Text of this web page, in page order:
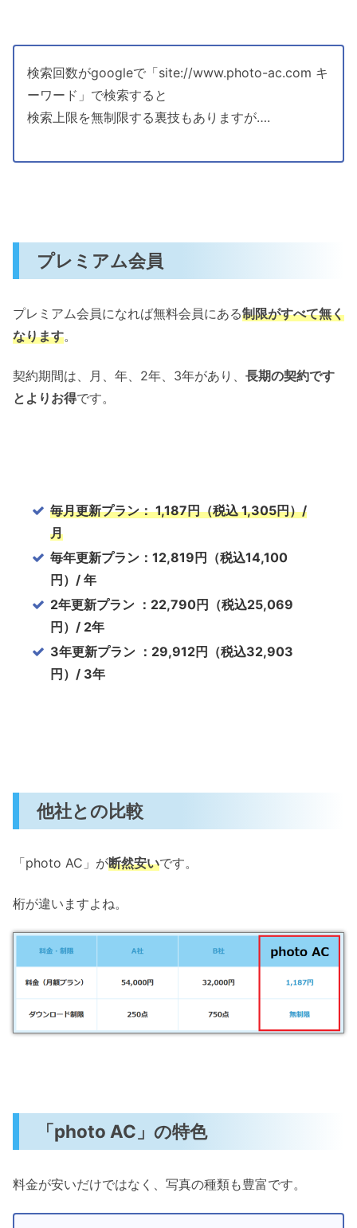
検索回数がgoogleで「site://www.photo-ac.com キ
ーワード」で検索すると
検索上限を無制限する裏技もありますが….
プレミアム会員
プレミアム会員になれば無料会員にある制限がすべて無く
なります。
契約期間は、月、年、2年、3年があり、 長期の契約です
とよりお得です。
毎月更新プラン： 1,187円（税込 1,305円）/
月
毎年更新プラン：12,819円（税込14,100
円）/ 年
2年更新プラン ：22,790円（税込25,069
円）/ 2年
3年更新プラン ：29,912円（税込32,903
円）/ 3年
他社との比較
「photo AC」が断然安いです。
桁が違いますよね。
「photo AC」の特色
料金が安いだけではなく、写真の種類も豊富です。